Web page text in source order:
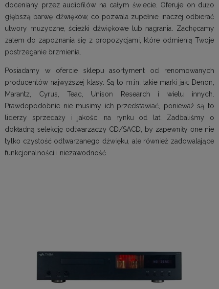
doceniany przez audiofilów na całym świecie. Oferuje on dużo
głębszą barwę dźwięków, co pozwala zupełnie inaczej odbierać
utwory muzyczne, ścieżki dźwiękowe lub nagrania. Zachęcamy
zatem do zapoznania się z propozycjami, które odmienią Twoje
postrzeganie brzmienia.
Posiadamy w ofercie sklepu asortyment od renomowanych
producentów najwyższej klasy. Są to m.in. takie marki jak: Denon,
Marantz, Cyrus, Teac, Unison Research i wielu innych.
Prawdopodobnie nie musimy ich przedstawiać, ponieważ są to
liderzy sprzedaży i jakości na rynku od lat. Zadbaliśmy o
dokładną selekcję odtwarzaczy CD/SACD, by zapewniły one nie
tylko czystość odtwarzanego dźwięku, ale również zadowalające
funkcjonalności i niezawodność.